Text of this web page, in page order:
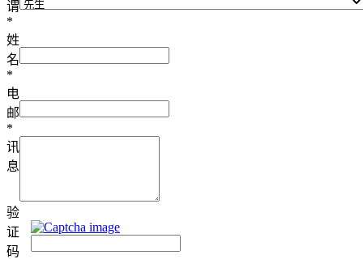
谓
*
姓
名
*
电
邮
*
讯
息
验
证
码